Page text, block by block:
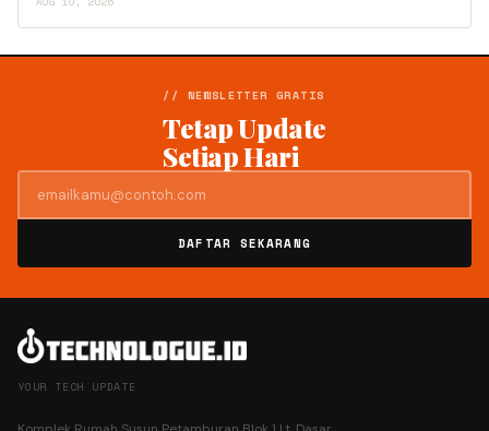
// NEWSLETTER GRATIS
Tetap Update
Setiap Hari
DAFTAR SEKARANG
YOUR TECH UPDATE